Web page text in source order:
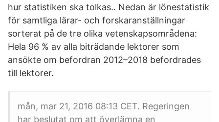
hur statistiken ska tolkas.. Nedan är lönestatistik
för samtliga lärar- och forskaranställningar
sorterat på de tre olika vetenskapsområdena:
Hela 96 % av alla biträdande lektorer som
ansökte om befordran 2012–2018 befordrades
till lektorer.
mån, mar 21, 2016 08:13 CET. Regeringen
har beslutat om att överlämna en